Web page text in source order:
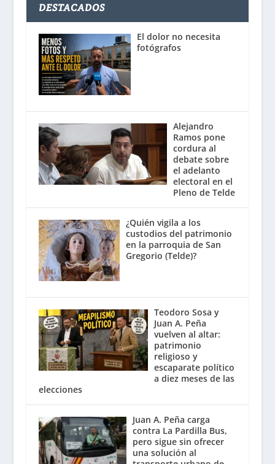
DESTACADOS
El dolor no necesita
fotógrafos
Alejandro
Ramos pone
cordura al
debate sobre
el adelanto
electoral en el
Pleno de Telde
¿Quién vigila a los
custodios del patrimonio
en la parroquia de San
Gregorio (Telde)?
Teodoro Sosa y
Juan A. Peña
vuelven al altar:
patrimonio
religioso y
escaparate político
a diez meses de las
elecciones
Juan A. Peña carga
contra La Pardilla Bus,
pero sigue sin ofrecer
una solución al